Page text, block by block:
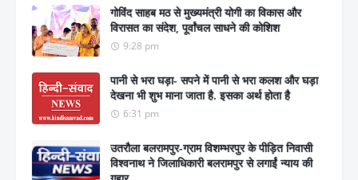
गोविंद साहब मठ से मुख्यमंत्री योगी का विकास और
विरासत का संदेश, पूर्वांचल साधने की कोशिश
9:28 pm
पानी से भरा घड़ा- सपने में पानी से भरा कलश और घड़ा
देखना भी शुभ माना जाता है. इसका अर्थ होता है
6:31 pm
उतरौला बलरामपुर-ग्राम विशम्भरपुर के पीड़ित निवासी
विश्वनाथ ने जिलाधिकारी बलरामपुर से लगाईं न्याय की